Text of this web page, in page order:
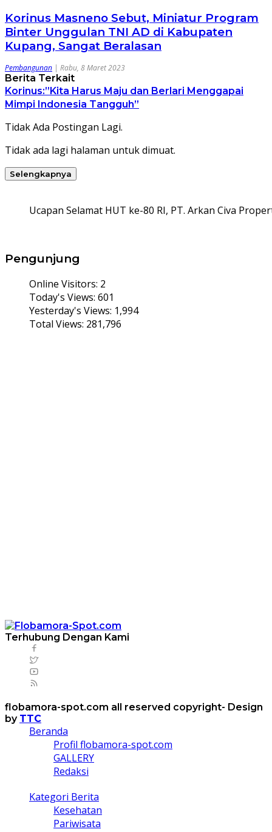
Korinus Masneno Sebut, Miniatur Program
Binter Unggulan TNI AD di Kabupaten
Kupang, Sangat Beralasan
Pembangunan | Rabu, 8 Maret 2023
Berita Terkait
Korinus:”Kita Harus Maju dan Berlari Menggapai
Mimpi Indonesia Tangguh”
Tidak Ada Postingan Lagi.
Tidak ada lagi halaman untuk dimuat.
Selengkapnya
Ucapan Selamat HUT ke-80 RI, PT. Arkan Civa
Pengunjung
Online Visitors: 2
Today's Views: 601
Yesterday's Views: 1,994
Total Views: 281,796
Terhubung Dengan Kami
flobamora-spot.com all reserved copyright- Design
by TTC
Beranda
Profil flobamora-spot.com
GALLERY
Redaksi
Kategori Berita
Kesehatan
Pariwisata